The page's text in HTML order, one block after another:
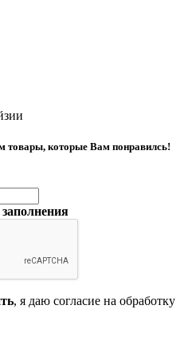
товары, которые Вам понравилсь!
, я даю согласие на обработку